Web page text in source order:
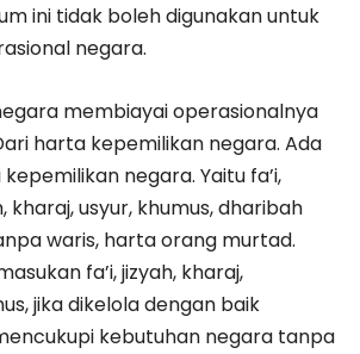
ini tidak boleh digunakan untuk
negara.
membiayai operasionalnya
harta kepemilikan negara. Ada
negara. Yaitu fa’i,
kharaj, usyur, khumus, dharibah
waris, harta orang murtad.
fa’i, jizyah, kharaj,
jika dikelola dengan baik
kebutuhan negara tanpa